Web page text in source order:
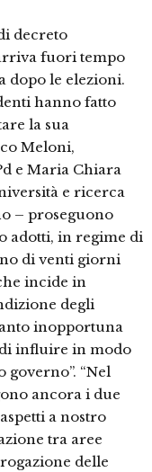
decreto
fuori tempo
dopo le elezioni.
hanno fatto
la sua
Meloni,
e Maria Chiara
e ricerca
– proseguono
adotti, in regime di
di venti giorni
incide in
degli
inopportuna
di influire in modo
“Nel
ancora i due
a nostro
tra aree
delle